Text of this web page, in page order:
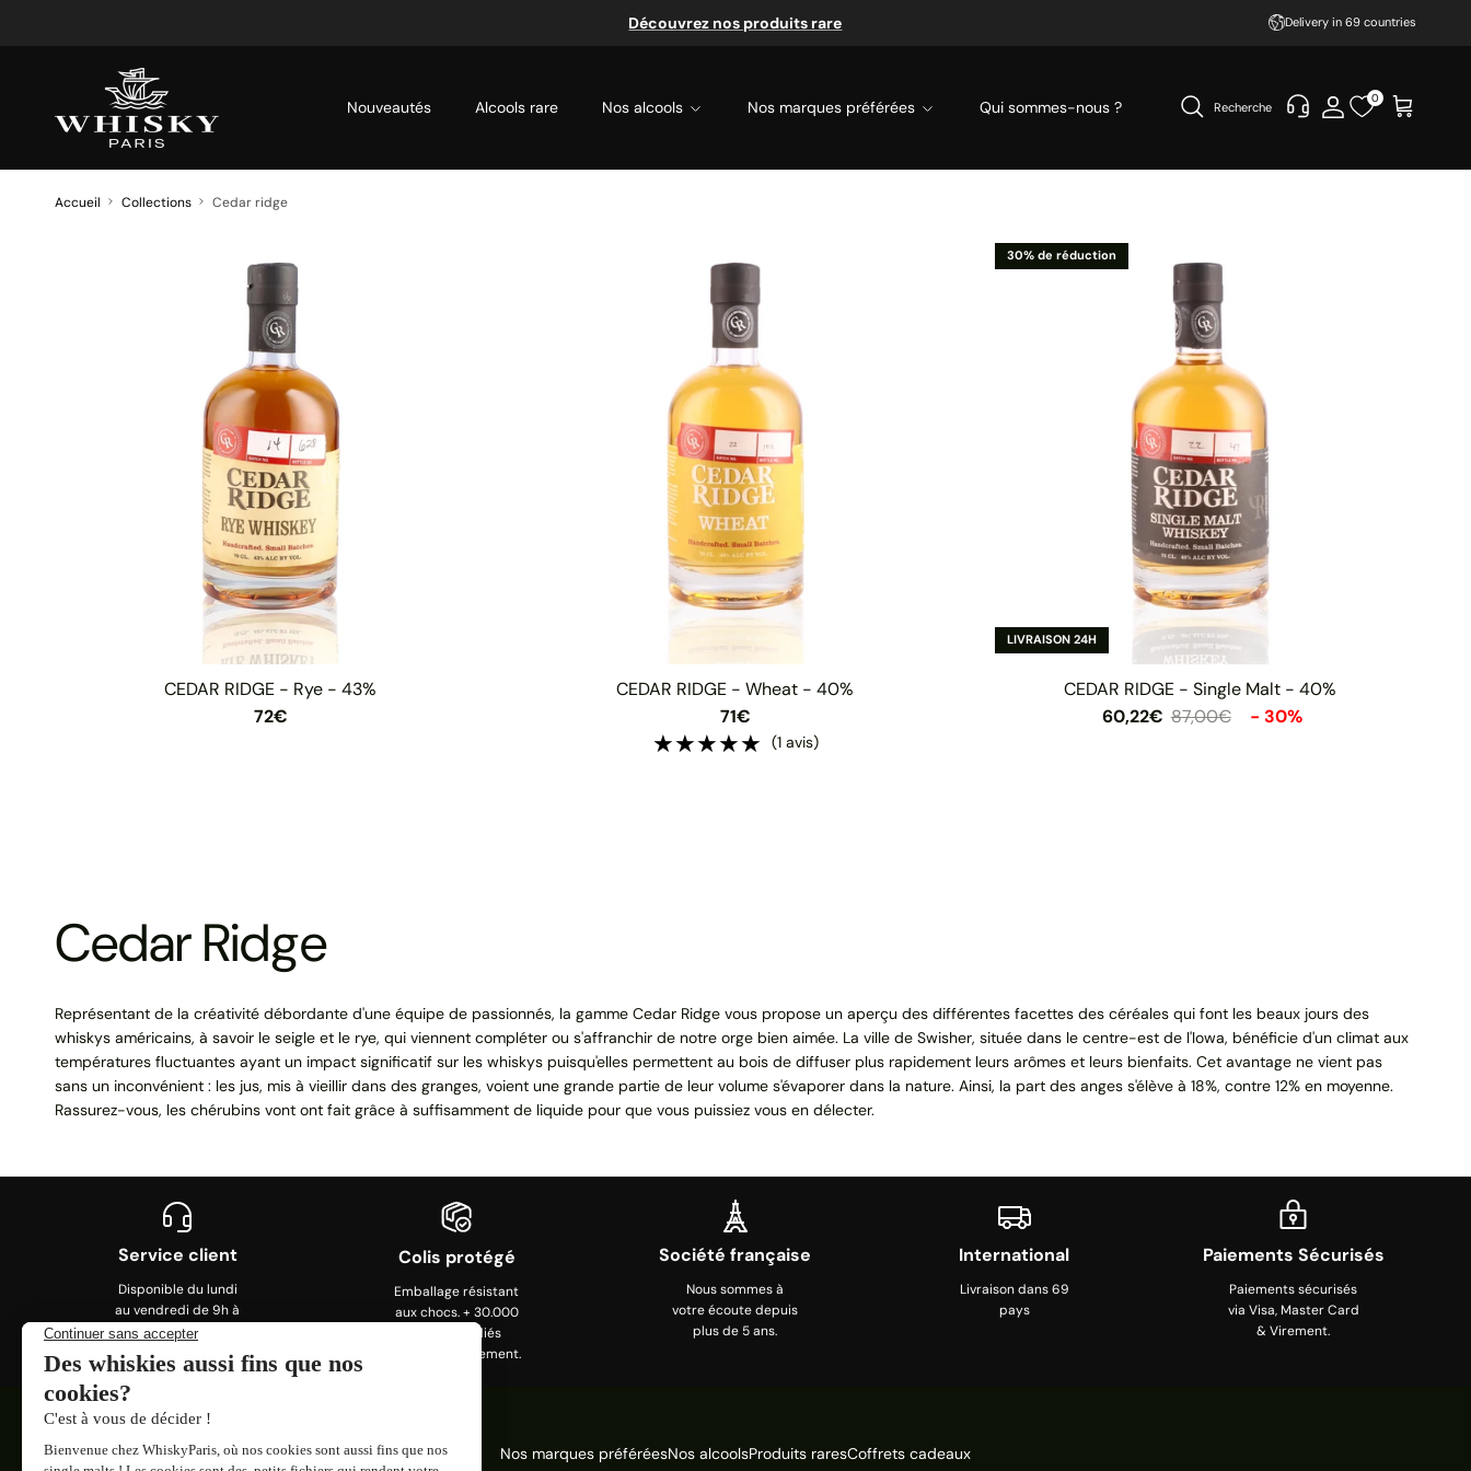
Découvrez nos produits rare Delivery in 69 countries
Nouveautés Alcools rare Nos alcools Nos marques préférées Qui sommes-nous ? Recherche
0
Accueil Collections Cedar ridge
CEDAR RIDGE - Rye - 43%
72€
CEDAR RIDGE - Wheat - 40%
71€
★★★★★
★★★★★ (1 avis)
LIVRAISON 24H
30% de réduction
CEDAR RIDGE - Single Malt - 40%
60,22€ 87,00€ - 30%
Cedar Ridge
Représentant de la créativité débordante d'une équipe de passionnés, la gamme Cedar Ridge vous propose un aperçu des différentes facettes des céréales qui font les beaux jours des
whiskys américains, à savoir le seigle et le rye, qui viennent compléter ou s'affranchir de notre orge bien aimée. La ville de Swisher, située dans le centre-est de l'lowa, bénéficie d'un climat aux
températures fluctuantes ayant un impact significatif sur les whiskys puisqu'elles permettent au bois de diffuser plus rapidement leurs arômes et leurs bienfaits. Cet avantage ne vient pas
sans un inconvénient : les jus, mis à vieillir dans des granges, voient une grande partie de leur volume s'évaporer dans la nature. Ainsi, la part des anges s'élève à 18%, contre 12% en moyenne.
Rassurez-vous, les chérubins vont ont fait grâce à suffisamment de liquide pour que vous puissiez vous en délecter.
Service client
Disponible du lundi
au vendredi de 9h à
13h et 14h à 17h. 09
72 27 83 25
Colis protégé
Emballage résistant
aux chocs. + 30.000
colis expédiés
depuis le lancement.
Société française
Nous sommes à
votre écoute depuis
plus de 5 ans.
International
Livraison dans 69
pays
Paiements Sécurisés
Paiements sécurisés
via Visa, Master Card
& Virement.
Nos marques préféréesNos alcoolsProduits raresCoffrets cadeaux